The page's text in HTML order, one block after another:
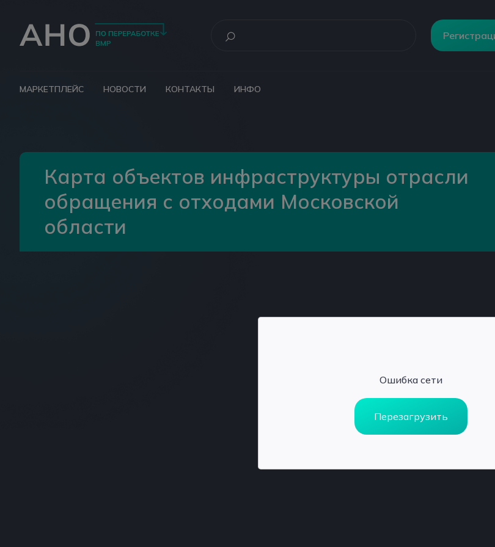
МАРКЕТПЛЕЙС НОВОСТИ КОНТАКТЫ ИНФО
Карта объектов инфраструктуры отрасли
обращения с отходами Московской
области
Ошибка сети
Перезагрузить